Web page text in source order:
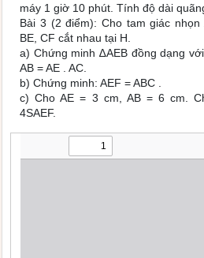
máy 1 giờ 10 phút. Tính độ dài
Bài 3 (2 điểm): Cho tam giác nhọn
BE, CF cắt nhau tại H.
a) Chứng minh ∆AEB đồng dạng
AB = AE . AC.
b) Chứng minh: AEF = ABC .
c) Cho AE = 3 cm, AB = 6 cm.
4SAEF.